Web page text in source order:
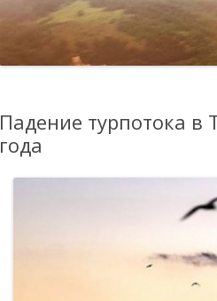
Падение турпотока в
года